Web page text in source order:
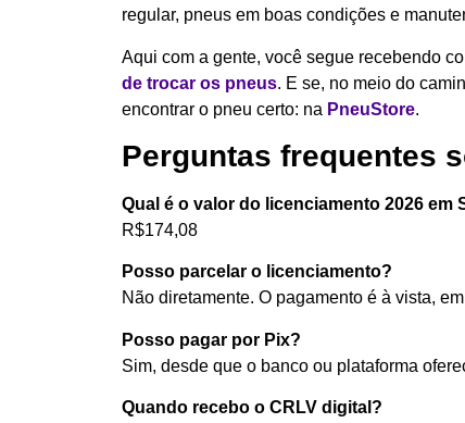
regular, pneus em boas condições e
Aqui com a gente, você segue recebendo
de trocar os pneus. E se, no meio do
encontrar o pneu certo: na PneuStore.
Perguntas frequentes
Qual é o valor do licenciamento 2026 em
R$174,08
Posso parcelar o licenciamento?
Não diretamente. O pagamento é à vista,
Posso pagar por Pix?
Sim, desde que o banco ou plataforma
Quando recebo o CRLV digital?